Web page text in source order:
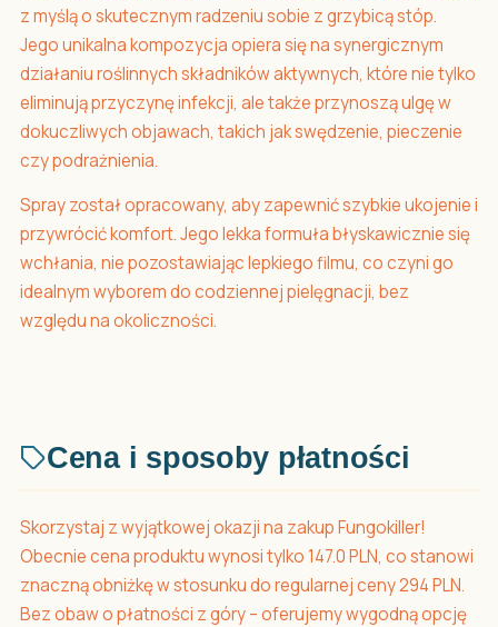
z myślą o skutecznym radzeniu sobie z grzybicą stóp.
Jego unikalna kompozycja opiera się na synergicznym
działaniu roślinnych składników aktywnych, które nie tylko
eliminują przyczynę infekcji, ale także przynoszą ulgę w
dokuczliwych objawach, takich jak swędzenie, pieczenie
czy podrażnienia.
Spray został opracowany, aby zapewnić szybkie ukojenie i
przywrócić komfort. Jego lekka formuła błyskawicznie się
wchłania, nie pozostawiając lepkiego filmu, co czyni go
idealnym wyborem do codziennej pielęgnacji, bez
względu na okoliczności.
Cena i sposoby płatności
Skorzystaj z wyjątkowej okazji na zakup Fungokiller!
Obecnie cena produktu wynosi tylko 147.0 PLN, co stanowi
znaczną obniżkę w stosunku do regularnej ceny 294 PLN.
Bez obaw o płatności z góry – oferujemy wygodną opcję